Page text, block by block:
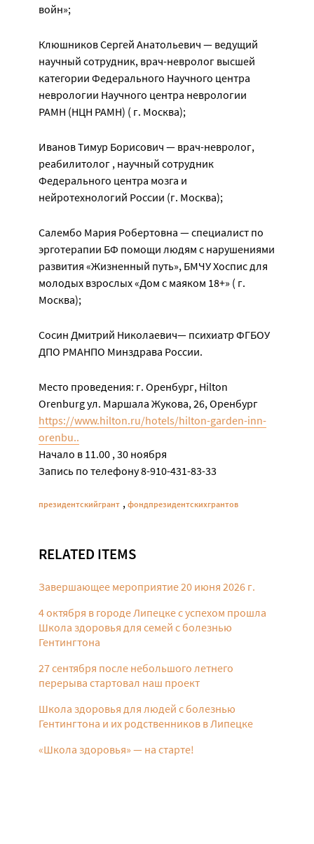
войн»;
Клюшников Сергей Анатольевич — ведущий
научный сотрудник, врач-невролог высшей
категории Федерального Научного центра
неврологии Научного центра неврологии
РАМН (НЦН РАМН) ( г. Москва);
Иванов Тимур Борисович — врач-невролог,
реабилитолог , научный сотрудник
Федерального центра мозга и
нейротехнологий России (г. Москва);
Салембо Мария Робертовна — специалист по
эрготерапии БФ помощи людям с нарушениями
развития «Жизненный путь», БМЧУ Хоспис для
молодых взрослых «Дом с маяком 18+» ( г.
Москва);
Сосин Дмитрий Николаевич— психиатр ФГБОУ
ДПО РМАНПО Минздрава России.
Место проведения: г. Оренбург, Hilton
Orenburg ул. Маршала Жукова, 26, Оренбург
https://www.hilton.ru/hotels/hilton-garden-inn-
orenbu..
Начало в 11.00 , 30 ноября
Запись по телефону 8-910-431-83-33
президентскийгрант , фондпрезидентскихгрантов
RELATED ITEMS
Завершающее мероприятие 20 июня 2026 г.
4 октября в городе Липецке с успехом прошла
Школа здоровья для семей с болезнью
Гентингтона
27 сентября после небольшого летнего
перерыва стартовал наш проект
Школа здоровья для людей с болезнью
Гентингтона и их родственников в Липецке
«Школа здоровья» — на старте!